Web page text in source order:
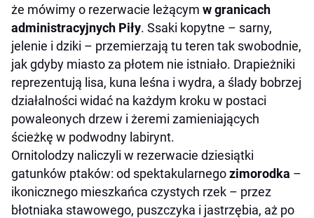
że mówimy o rezerwacie leżącym w granicach
administracyjnych Piły. Ssaki kopytne – sarny,
jelenie i dziki – przemierzają tu teren tak swobodnie,
jak gdyby miasto za płotem nie istniało. Drapieżniki
reprezentują lisa, kuna leśna i wydra, a ślady bobrzej
działalności widać na każdym kroku w postaci
powaleonych drzew i żeremi zamieniających
ścieżkę w podwodny labirynt.
Ornitolodzy naliczyli w rezerwacie dziesiątki
gatunków ptaków: od spektakularnegozimorodka –
ikonicznego mieszkańca czystych rzek – przez
błotniaka stawowego, puszczyka i jastrzębia, aż po